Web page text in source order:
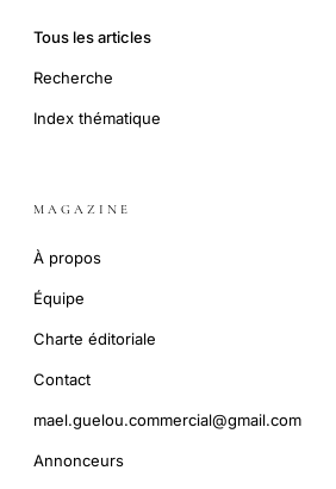
Tous les articles
Recherche
Index thématique
MAGAZINE
À propos
Équipe
Charte éditoriale
Contact
mael.guelou.commercial@gmail.com
Annonceurs